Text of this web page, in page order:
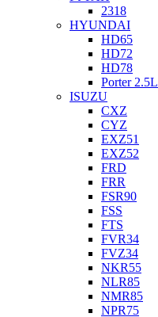
2318
HYUNDAI
HD65
HD72
HD78
Porter 2.5L
ISUZU
CXZ
CYZ
EXZ51
EXZ52
FRD
FRR
FSR90
FSS
FTS
FVR34
FVZ34
NKR55
NLR85
NMR85
NPR75